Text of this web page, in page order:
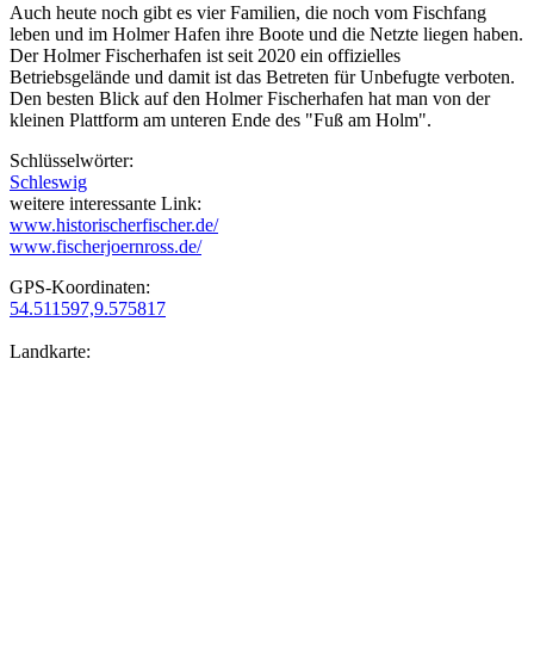
Auch heute noch gibt es vier Familien, die noch vom Fischfang
leben und im Holmer Hafen ihre Boote und die Netzte liegen haben.
Der Holmer Fischerhafen ist seit 2020 ein offizielles
Betriebsgelände und damit ist das Betreten für Unbefugte verboten.
Den besten Blick auf den Holmer Fischerhafen hat man von der
kleinen Plattform am unteren Ende des "Fuß am Holm".
Schlüsselwörter:
Schleswig
weitere interessante Link:
www.historischerfischer.de/
www.fischerjoernross.de/
GPS-Koordinaten:
54.511597,9.575817
Landkarte: